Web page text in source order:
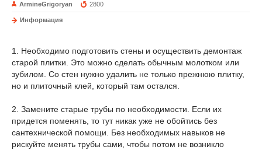
ArmineGrigoryan 2800
Информация
1. Необходимо подготовить стены и осуществить демонтаж
старой плитки. Это можно сделать обычным молотком или
зубилом. Со стен нужно удалить не только прежнюю плитку,
но и плиточный клей, который там остался.
2. Замените старые трубы по необходимости. Если их
придется поменять, то тут никак уже не обойтись без
сантехнической помощи. Без необходимых навыков не
рискуйте менять трубы сами, чтобы потом не возникло